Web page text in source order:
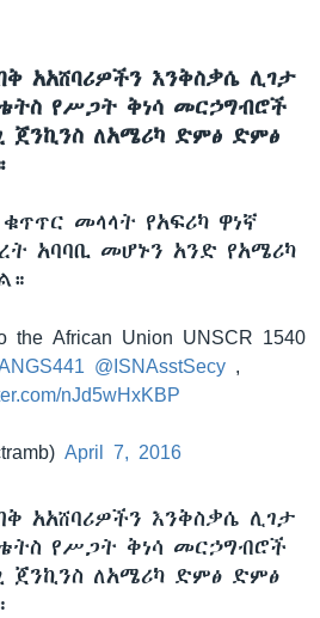
አአሸባሪዎችን እንቅስቃሴ ሊገታ
የሥጋት ቅነሳ መርኃግብሮች
ጀንኪንስ ለአሜሪካ ድምፅ ድምፅ
ቁጥጥር መላላት የአፍሪካ ዋነኛ
አባባቢ መሆኑን አንድ የአሜሪካ
the African Union UNSCR 1540
@ISNAsstSecy ,
nJd5wHxKBP
April 7, 2016
አአሸባሪዎችን እንቅስቃሴ ሊገታ
የሥጋት ቅነሳ መርኃግብሮች
ጀንኪንስ ለአሜሪካ ድምፅ ድምፅ